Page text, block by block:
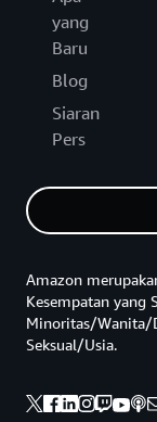
yang
Baru
Blog
Siaran
Pers
Amazon
Kesempatan yang
Minoritas/Wanita/
Seksual/Usia.